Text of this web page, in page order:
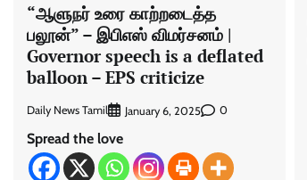
“ஆளுநர் உரை காற்றடைத்த
பலூன்” – இபிஎஸ் விமர்சனம் |
Governor speech is a deflated
balloon – EPS criticize
Daily News Tamil January 6, 2025 0
Spread the love